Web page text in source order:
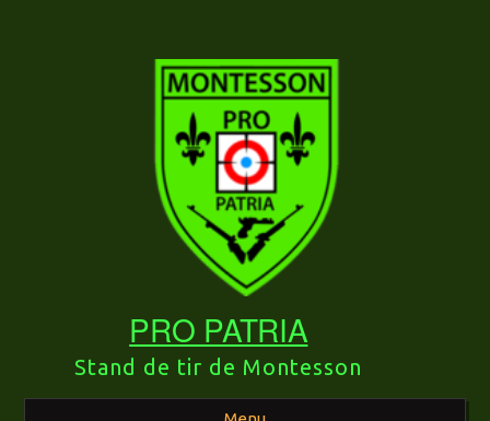
PRO PATRIA
Stand de tir de Montesson